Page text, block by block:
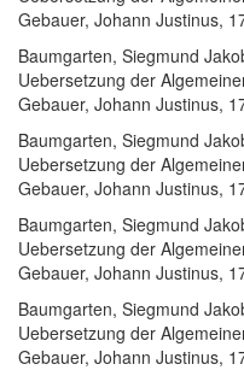
Gebauer, Johann Justinus,
Baumgarten, Siegmund
Uebersetzung der
Gebauer, Johann Justinus,
Baumgarten, Siegmund
Uebersetzung der
Gebauer, Johann Justinus,
Baumgarten, Siegmund
Uebersetzung der
Gebauer, Johann Justinus,
Baumgarten, Siegmund
Uebersetzung der
Gebauer, Johann Justinus,